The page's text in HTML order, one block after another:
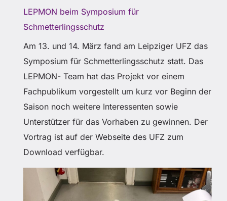
LEPMON beim Symposium für
Schmetterlingsschutz
Am 13. und 14. März fand am Leipziger UFZ das
Symposium für Schmetterlingsschutz statt. Das
LEPMON- Team hat das Projekt vor einem
Fachpublikum vorgestellt um kurz vor Beginn der
Saison noch weitere Interessenten sowie
Unterstützer für das Vorhaben zu gewinnen. Der
Vortrag ist auf der Webseite des UFZ zum
Download verfügbar.